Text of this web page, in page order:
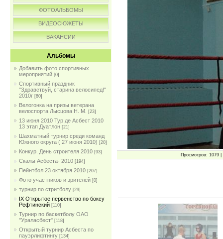
ФОТОАЛЬБОМЫ
ВИДЕОСЮЖЕТЫ
ВАКАНСИИ
Альбомы
Добавить фото спортивных
мероприятий [0]
Спортивный праздник
"Здравствуй, старина велосипед!"
2010г [80]
Велогонка на призы ветерана
велоспорта Лысцова Н. М.
[23]
13 июня 2010 Тур де Асбест 2010
13 этап Дуатлон [21]
Шахматный турнир среди команд
Южного округа ( 27 июня 2010) [20]
Конкур. День строителя 2010 [93]
Скалы Асбеста- 2010 [194]
Пейнтбол 23 октября 2010 [207]
Фото участников и зрителей [0]
турнир по стритболу [29]
IX Открытое первенство по боксу
Рефтинский [110]
Турнир по баскетболу ОАО
"Ураласбест" [118]
Открытый турнир Асбеста по
пауэрлифтингу [134]
Просмотров: 1079